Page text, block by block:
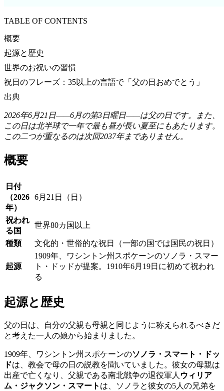
TABLE OF CONTENTS
概要
起源と歴史
世界のお祝いの習慣
祝日のフレーズ：35以上の言語で「父の日おめでとう」
出典
2026年6月21日——6月の第3日曜日——は父の日です。また、
この日は北半球で一年で最も昼が長い夏至にもあたります。
この二つが重なるのは次回2037年までありません。
概要
日付
（2026
年）
6月21日（日）
祝われ
る国
世界80カ国以上
種類 文化的・世俗的な祝日（一部の国では国民の祝日）
起源
1909年、ワシントン州スポケーンのソノラ・スマー
ト・ドッドが提案。1910年6月19日に初めて祝われ
る
起源と歴史
父の日は、自分の父親も母親と同じように称えられるべきだ
と考えた一人の娘から始まりました。
1909年、ワシントン州スポケーンのソノラ・スマート・ドッ
ドは、教会で母の日の説教を聞いていました。彼女の母親は
出産で亡くなり、父親である南北戦争の退役軍人 ウィリア
ム・ジャクソン・スマート は、ソノラと彼女の5人の兄弟を